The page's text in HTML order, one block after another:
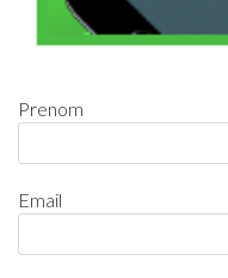
Prenom
Email